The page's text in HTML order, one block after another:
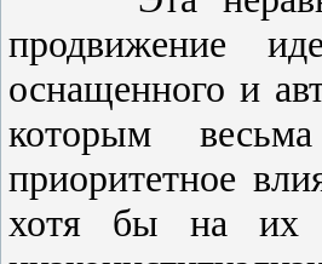
продвижение
оснащенного и
которым
приоритетное
хотя бы на их